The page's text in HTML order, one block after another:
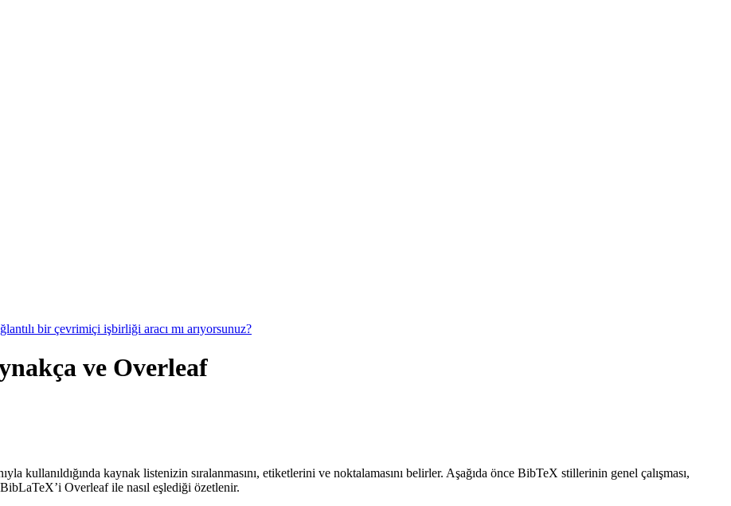
bir çevrimiçi işbirliği aracı mı arıyorsunuz?
ve Overleaf
kullanıldığında kaynak listenizin sıralanmasını, etiketlerini ve noktalamasını belirler. Aşağıda önce BibTeX stillerinin genel çalışması,
Overleaf ile nasıl eşlediği özetlenir.